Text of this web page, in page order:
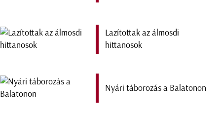
Lazítottak az álmosdi
hittanosok
Nyári táborozás a Balatonon